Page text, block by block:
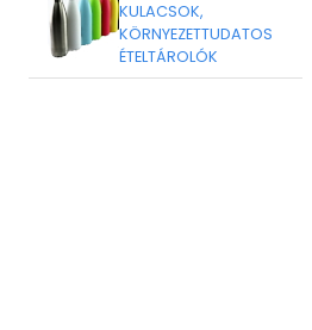
KULACSOK,
KÖRNYEZETTUDATOS
ÉTELTÁROLÓK